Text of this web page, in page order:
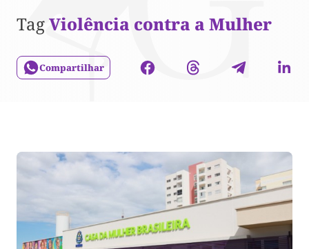
TagViolência contra a Mulher
Compartilhar